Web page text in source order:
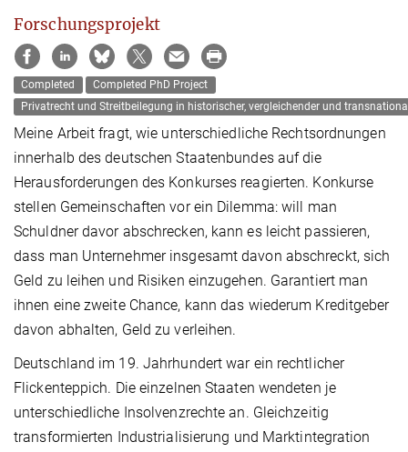
Forschungsprojekt
Completed
Completed PhD Project
Privatrecht und Streitbeilegung in historischer‚ vergleichender und
Meine Arbeit fragt, wie unterschiedliche Rechtsordnungen
innerhalb des deutschen Staatenbundes auf die
Herausforderungen des Konkurses reagierten. Konkurse
stellen Gemeinschaften vor ein Dilemma: will man
Schuldner davor abschrecken, kann es leicht passieren,
dass man Unternehmer insgesamt davon abschreckt, sich
Geld zu leihen und Risiken einzugehen. Garantiert man
ihnen eine zweite Chance, kann das wiederum Kreditgeber
davon abhalten, Geld zu verleihen.
Deutschland im 19. Jahrhundert war ein rechtlicher
Flickenteppich. Die einzelnen Staaten wendeten je
unterschiedliche Insolvenzrechte an. Gleichzeitig
transformierten Industrialisierung und Marktintegration